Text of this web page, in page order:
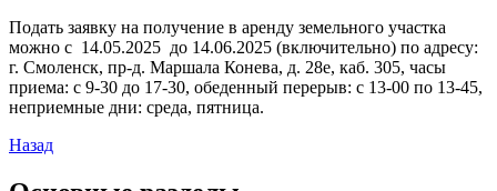
Подать заявку на получение в аренду земельного участка
можно с 14.05.2025 до 14.06.2025 (включительно) по адресу:
г. Смоленск, пр-д. Маршала Конева, д. 28е, каб. 305, часы
приема: с 9-30 до 17-30, обеденный перерыв: с 13-00 по 13-45,
неприемные дни: среда, пятница.
Назад